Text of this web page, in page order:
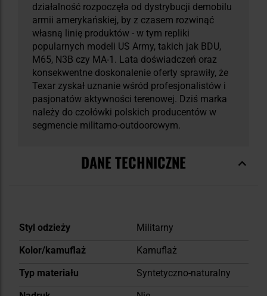
działalność rozpoczęła od dystrybucji demobilu
armii amerykańskiej, by z czasem rozwinąć
własną linię produktów - w tym repliki
popularnych modeli US Army, takich jak BDU,
M65, N3B czy MA-1. Lata doświadczeń oraz
konsekwentne doskonalenie oferty sprawiły, że
Texar zyskał uznanie wśród profesjonalistów i
pasjonatów aktywności terenowej. Dziś marka
należy do czołówki polskich producentów w
segmencie militarno-outdoorowym.
DANE TECHNICZNE
Więcej
Styl odzieży
Militarny
Kolor/kamuflaż
Kamuflaż
Typ materiału
Syntetyczno-naturalny